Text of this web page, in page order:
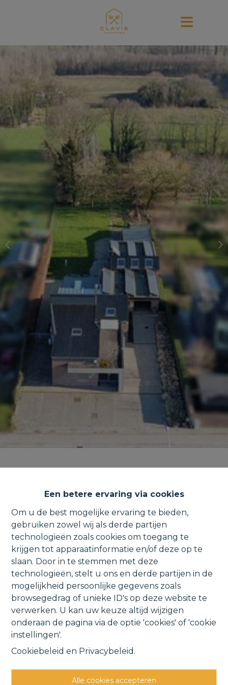
Een betere ervaring via cookies
Om u de best mogelijke ervaring te bieden,
gebruiken zowel wij als derde partijen
technologieën zoals cookies om toegang te
krijgen tot apparaatinformatie en/of deze op te
slaan. Door in te stemmen met deze
technologieën, stelt u ons en derde partijen in de
mogelijkheid persoonlijke gegevens zoals
browsegedrag of unieke ID's op deze website te
verwerken. U kan uw keuze altijd wijzigen
onderaan de pagina via de optie 'cookies' of 'cookie
instellingen'.
Cookiebeleid en Privacybeleid.
Alle cookies accepteren
zichten.
Heerbaan 128, 1840 Londerzeel
VERKOCHT
Vorige Lijst Volgende